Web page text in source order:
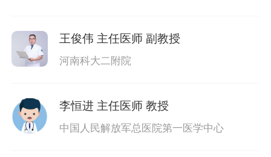
王俊伟 主任医师 副教授
河南科大二附院
李恒进 主任医师 教授
中国人民解放军总医院第一医学中心